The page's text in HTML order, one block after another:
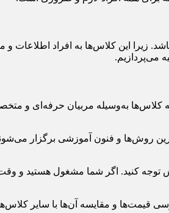
زیرا این کلاس‌ها به افراد
می‌پردازیم.
کلاس‌ها به‌وسیله مربیان حرفه‌ای و
روش‌ها و فنون آموزشی برگزار
کنید. اگر شما مشغول هستید و وقت
قیمت‌ها و مقایسه آن‌ها با سایر